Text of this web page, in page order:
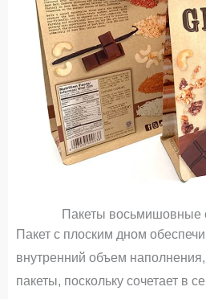
Пакеты восьмишовные
Пакет с плоским дном
внутренний объем наполнения,
пакеты, поскольку сочетает в